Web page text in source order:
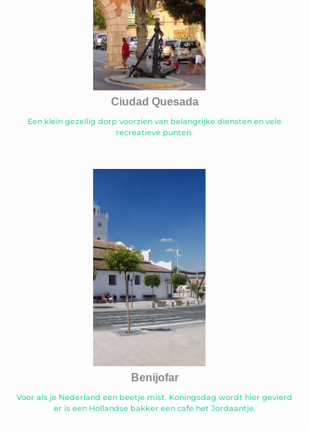
Ciudad Quesada
Een klein gezellig dorp voorzien van belangrijke diensten en vele
recreatieve punten.
Benijofar
Voor als je Nederland een beetje mist. Koningsdag wordt hier gevierd
er is een Hollandse bakker een cafe het Jordaantje.